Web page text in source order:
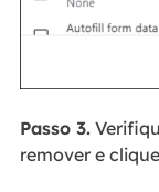
Passo 3.
remover e